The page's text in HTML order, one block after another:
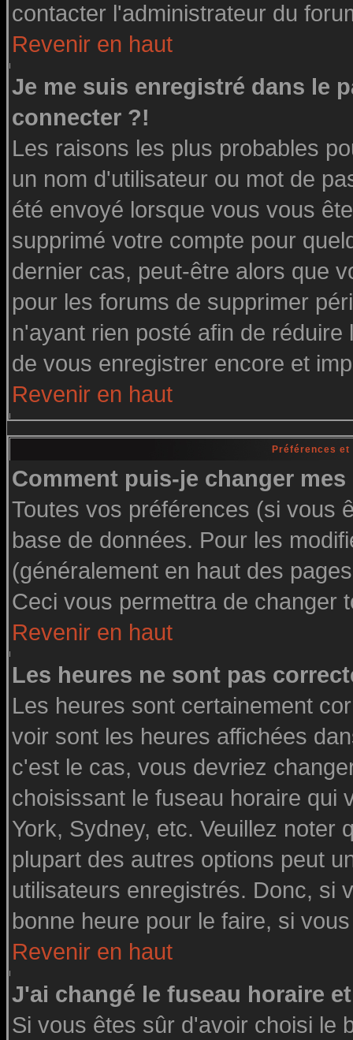
contacter l'administrateur du
Revenir en haut
Je me suis enregistré dans le
connecter ?!
Les raisons les plus probables
un nom d'utilisateur ou mot de
été envoyé lorsque vous vous
supprimé votre compte pour
dernier cas, peut-être alors que
pour les forums de supprimer
n'ayant rien posté afin de
de vous enregistrer encore et
Revenir en haut
Préférences
Comment puis-je changer
Toutes vos préférences (si vous
base de données. Pour les
(généralement en haut des
Ceci vous permettra de changer
Revenir en haut
Les heures ne sont pas
Les heures sont certainement
voir sont les heures affichées
c'est le cas, vous devriez
choisissant le fuseau horaire qui
York, Sydney, etc. Veuillez noter
plupart des autres options peut
utilisateurs enregistrés. Donc, si
bonne heure pour le faire, si
Revenir en haut
J'ai changé le fuseau horaire
Si vous êtes sûr d'avoir choisi le